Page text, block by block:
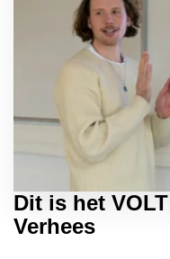
Dit is het
Verhees